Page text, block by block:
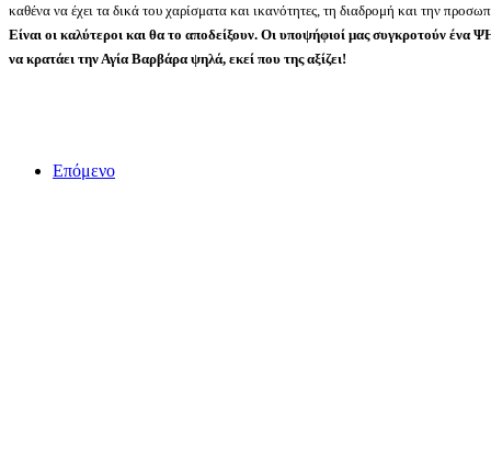
καθένα να έχει τα δικά του χαρίσματα και ικανότητες, τη διαδρομή και την
Είναι οι καλύτεροι και θα το αποδείξουν. Οι υποψήφιοί μας
να κρατάει την Αγία Βαρβάρα ψηλά, εκεί που της αξίζει!
Επόμενο